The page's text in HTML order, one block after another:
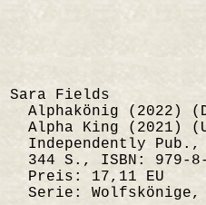
Sara Fields
Alphakönig (2022)
Alpha King (2021)
Independently
344 S., ISBN: 979-8-
Preis: 17,11 EU
Serie: Wolfskönige,